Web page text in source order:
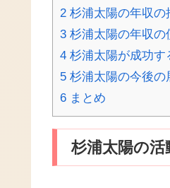
2 杉浦太陽の年収の
3 杉浦太陽の年収の
4 杉浦太陽が成功す
5 杉浦太陽の今後の
6 まとめ
杉浦太陽の活